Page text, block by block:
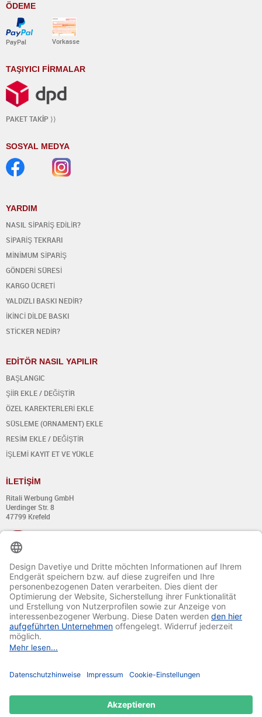
ÖDEME
PayPal Vorkasse
TAŞIYICI FİRMALAR
PAKET TAKİP ⟩⟩
SOSYAL MEDYA
YARDIM
NASIL SİPARİŞ EDİLİR?
SİPARİŞ TEKRARI
MİNİMUM SİPARİŞ
GÖNDERİ SÜRESİ
KARGO ÜCRETİ
YALDIZLI BASKI NEDİR?
İKİNCİ DİLDE BASKI
STİCKER NEDİR?
EDİTÖR NASIL YAPILIR
BAŞLANGIC
ŞİİR EKLE / DEĞİŞTİR
ÖZEL KAREKTERLERİ EKLE
SÜSLEME (ORNAMENT) EKLE
RESİM EKLE / DEĞİŞTİR
İŞLEMİ KAYIT ET VE YÜKLE
İLETİŞİM
Ritali Werbung GmbH
Uerdinger Str. 8
47799 Krefeld
+49 (0) 21 51 - 7 633 633
Pazartesi - Perşembe:
8:00´dan 13:00´a kadar
Ve 14:00´dan 17:00´a kadar
Cuma:
8:00´dan 13:00´a kadar
Ve 14:00´dan 15:30´a kadar
E-mail: info@davetiye.de